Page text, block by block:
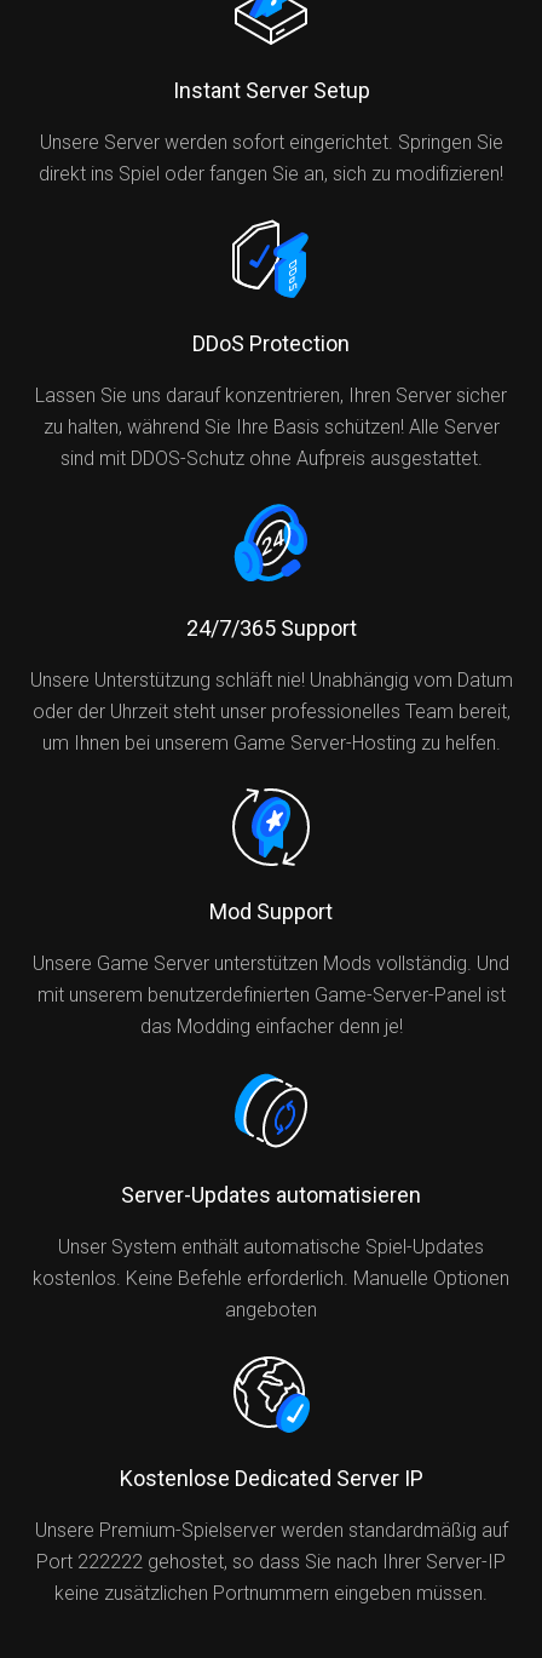
Instant Server Setup
Unsere Server werden sofort eingerichtet. Springen Sie
direkt ins Spiel oder fangen Sie an, sich zu modifizieren!
DDoS Protection
Lassen Sie uns darauf konzentrieren, Ihren Server sicher
zu halten, während Sie Ihre Basis schützen! Alle Server
sind mit DDOS-Schutz ohne Aufpreis ausgestattet.
24/7/365 Support
Unsere Unterstützung schläft nie! Unabhängig vom Datum
oder der Uhrzeit steht unser professionelles Team bereit,
um Ihnen bei unserem Game Server-Hosting zu helfen.
Mod Support
Unsere Game Server unterstützen Mods vollständig. Und
mit unserem benutzerdefinierten Game-Server-Panel ist
das Modding einfacher denn je!
Server-Updates automatisieren
Unser System enthält automatische Spiel-Updates
kostenlos. Keine Befehle erforderlich. Manuelle Optionen
angeboten
Kostenlose Dedicated Server IP
Unsere Premium-Spielserver werden standardmäßig auf
Port 222222 gehostet, so dass Sie nach Ihrer Server-IP
keine zusätzlichen Portnummern eingeben müssen.